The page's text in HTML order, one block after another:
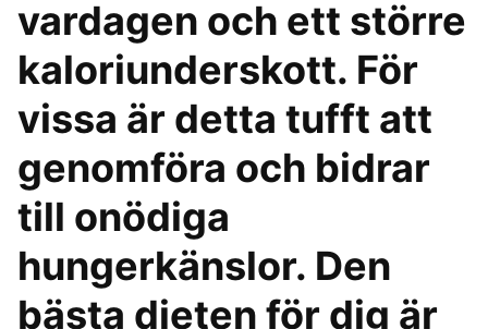
vardagen och ett större
kaloriunderskott. För
vissa är detta tufft att
genomföra och bidrar
till onödiga
hungerkänslor. Den
bästa dieten för dig är